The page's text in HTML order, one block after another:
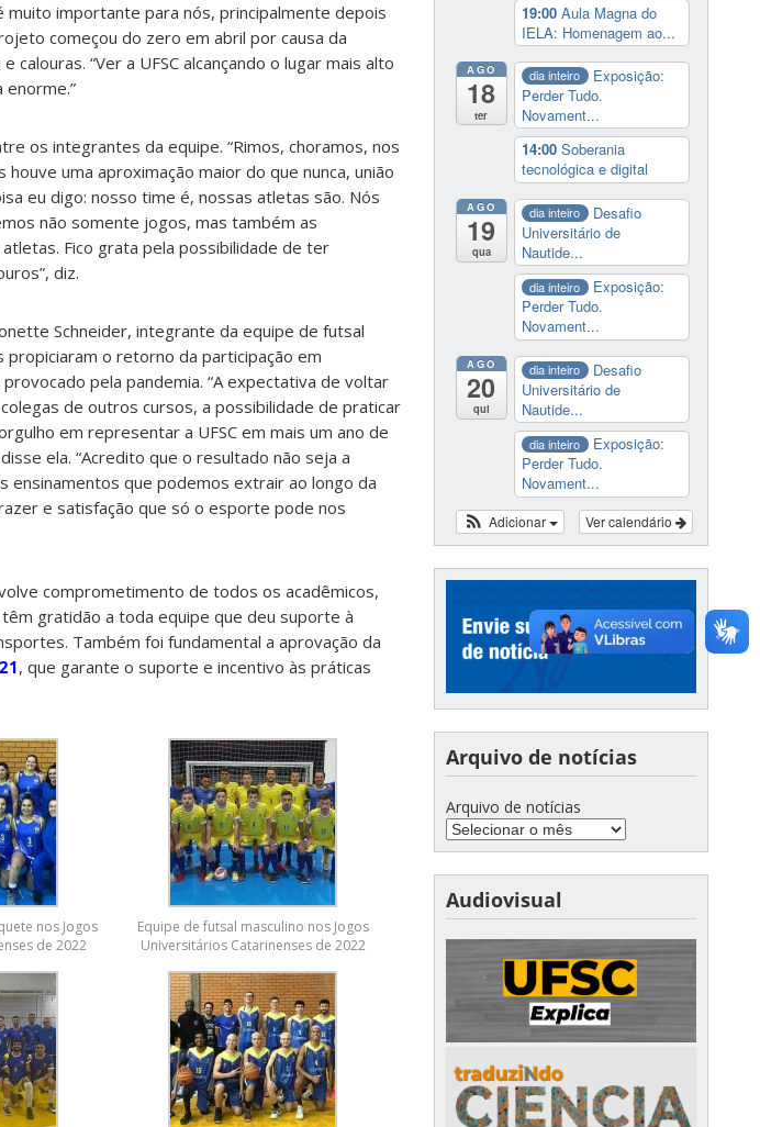
muito importante para nós, principalmente depois
começou do zero em abril por causa da
“Ver a UFSC alcançando o lugar mais alto
os integrantes da equipe. “Rimos, choramos, nos
uma aproximação maior do que nunca, união
eu digo: nosso time é, nossas atletas são. Nós
não somente jogos, mas também as
Fico grata pela possibilidade de ter
diz.
Schneider, integrante da equipe de futsal
propiciaram o retorno da participação em
pela pandemia. “A expectativa de voltar
de outros cursos, a possibilidade de praticar
em representar a UFSC em mais um ano de
ela. “Acredito que o resultado não seja a
ensinamentos que podemos extrair ao longo da
e satisfação que só o esporte pode nos
comprometimento de todos os acadêmicos,
gratidão a toda equipe que deu suporte à
Também foi fundamental a aprovação da
, que garante o suporte e incentivo às práticas
nos Jogos
de 2022
Equipe de futsal masculino nos Jogos
Universitários Catarinenses de 2022
19:00 Aula Magna do
IELA: Homenagem ao...
AGO
18
ter
dia inteiro
Exposição:
Perder Tudo.
Novament...
14:00 Soberania
tecnológica e digital
AGO
19
qua
dia inteiro
Desafio
Universitário de
Nautide...
dia inteiro
Exposição:
Perder Tudo.
Novament...
AGO
20
qui
dia inteiro
Desafio
Universitário de
Nautide...
dia inteiro
Exposição:
Perder Tudo.
Novament...
Ver calendário
Adicionar
Arquivo de notícias
Arquivo de notícias
Audiovisual